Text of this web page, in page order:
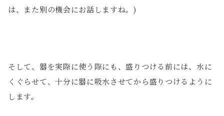
は、また別の機会にお話しますね。)
そして、器を実際に使う際にも、盛りつける前には、水に
くぐらせて、十分に器に吸水させてから盛りつけるように
します。